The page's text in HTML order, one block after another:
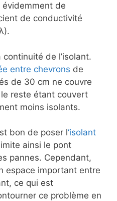
de
de conductivité
de l’isolant.
entre chevrons de
de 30 cm ne couvre
reste étant couvert
moins isolants.
bon de poser l‘isolant
ainsi le pont
pannes. Cependant,
espace important entre
ce qui est
ce problème en